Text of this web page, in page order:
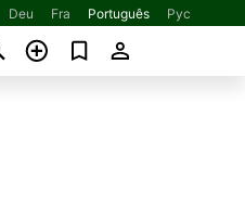
Deu Fra Português Рус